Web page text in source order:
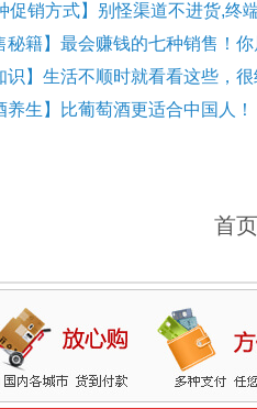
促销方式】别怪渠道不进货,终
秘籍】最会赚钱的七种销售！
识】生活不顺时就看看这些，很
养生】比葡萄酒更适合中国人！
首页